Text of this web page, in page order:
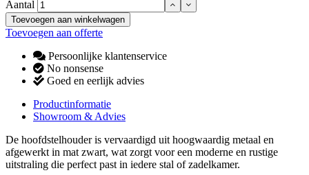
Aantal
Toevoegen aan winkelwagen
Toevoegen aan offerte
Persoonlijke klantenservice
No nonsense
Goed en eerlijk advies
Productinformatie
Showroom & Advies
De hoofdstelhouder is vervaardigd uit hoogwaardig metaal en
afgewerkt in mat zwart, wat zorgt voor een moderne en rustige
uitstraling die perfect past in iedere stal of zadelkamer.